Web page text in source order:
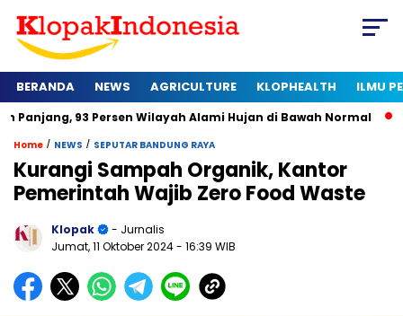
BERANDA NEWS AGRICULTURE KLOPHEALTH ILMU
93 Persen Wilayah Alami Hujan di Bawah Normal
Home / NEWS / SEPUTAR BANDUNG RAYA
Kurangi Sampah Organik, Kantor
Pemerintah Wajib Zero Food Waste
Klopak
- Jurnalis
Jumat, 11 Oktober 2024- 16:39 WIB